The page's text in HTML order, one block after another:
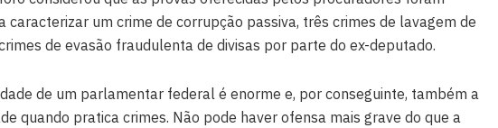
caracterizar um crime de corrupção passiva, três crimes de lavagem de
de evasão fraudulenta de divisas por parte do ex-deputado.
de um parlamentar federal é enorme e, por conseguinte, também a
quando pratica crimes. Não pode haver ofensa mais grave do que a